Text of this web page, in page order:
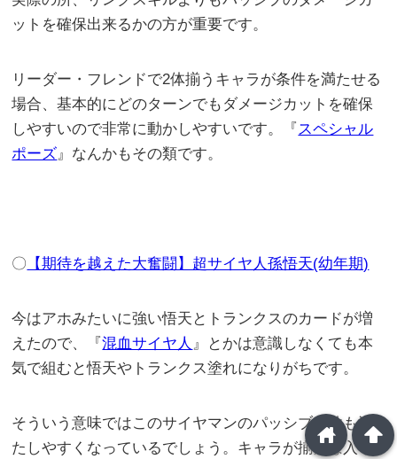
ットを確保出来るかの方が重要です。
リーダー・フレンドで2体揃うキャラが条件を満たせる
場合、基本的にどのターンでもダメージカットを確保
しやすいので非常に動かしやすいです。『 スペシャル
ポーズ 』なんかもその類です。
〇 【期待を越えた大奮闘】超サイヤ人孫悟天(幼年期)
今はアホみたいに強い悟天とトランクスのカードが増
えたので、『混血サイヤ人 』とかは意識しなくても本
気で組むと悟天やトランクス塗れになりがちです。
そういう意味ではこのサイヤマンのパッシブ条件も満
たしやすくなっているでしょう。キャラが揃えば入り
arrowup
home